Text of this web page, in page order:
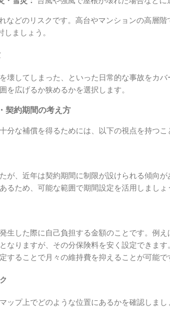
などのリスクです。高台やマンションの高層
ましょう。
壊してしまった、といった日常的な事故をカ
を広げるか狭めるかを選択します。
契約期間の考え方
分な補償を得るためには、以下の視点を持つこ
が、近年は契約期間に制限が設けられる傾向
るため、可能な範囲で期間設定を活用しましょ
生した際に自己負担する金額のことです。例
なりますが、その分保険料を安く設定できま
することで月々の維持費を抑えることが可能で
ップ上でどのような位置にあるかを確認しま